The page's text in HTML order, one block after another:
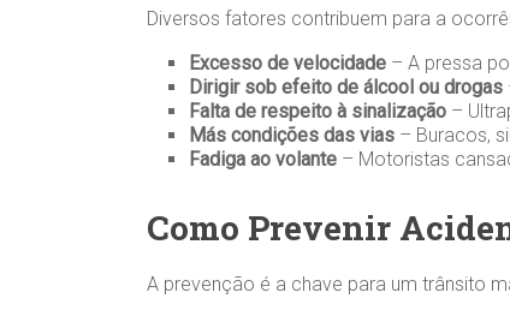
Diversos fatores contribuem para a
Excesso de velocidade – A pressa
Dirigir sob efeito de álcool ou drogas
Falta de respeito à sinalização –
Más condições das vias – Buracos,
Fadiga ao volante – Motoristas
Como Prevenir
A prevenção é a chave para um trânsito